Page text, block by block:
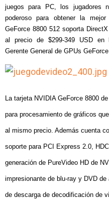
juegos para PC, los jugadores
poderoso para obtener la
GeForce 8800 512 soporta
al precio de $299-349 USD en
Gerente General de GPUs
La tarjeta NVIDIA GeForce 8800
para procesamiento de gráficos
al mismo precio. Además cuenta
soporte para PCI Express 2.0,
generación de PureVideo HD de
impresionante de blu-ray y DVD
de descarga de decodificación de